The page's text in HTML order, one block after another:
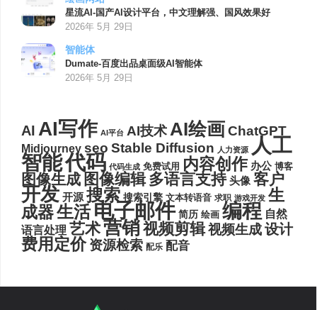
星流AI-国产AI设计平台，中文理解强、国风效果好
2026年 5月 29日
智能体
Dumate-百度出品桌面级AI智能体
2026年 5月 29日
AI AI写作 AI平台 AI技术AI绘画ChatGPT
Midjourney seo Stable Diffusion 人力资源 人工
智能代码 代码生成 免费试用 内容创作 办公 博客
图像生成 图像编辑 多语言支持 头像 客户
开发 开源 搜索 搜索引擎 文本转语音 求职 游戏开发 生
成器生活电子邮件 简历 绘画 编程 自然
语言处理 艺术营销视频剪辑视频生成设计
费用定价 资源检索 配乐 配音